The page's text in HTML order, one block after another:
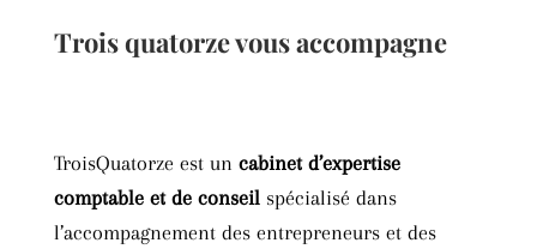
Trois quatorze vous accompagne
TroisQuatorze est un cabinet d’expertise
comptable et de conseilspécialisé dans
l’accompagnement des entrepreneurs et des